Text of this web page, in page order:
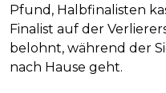
Pfund, Halbfinalisten
Finalist auf der
belohnt, während der
nach Hause geht.